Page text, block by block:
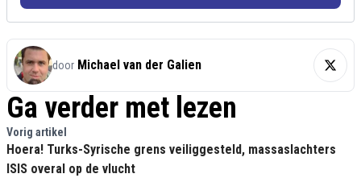
door Michael van der Galien
Ga verder met lezen
Vorig artikel
Hoera! Turks-Syrische grens veiliggesteld, massaslachters
ISIS overal op de vlucht